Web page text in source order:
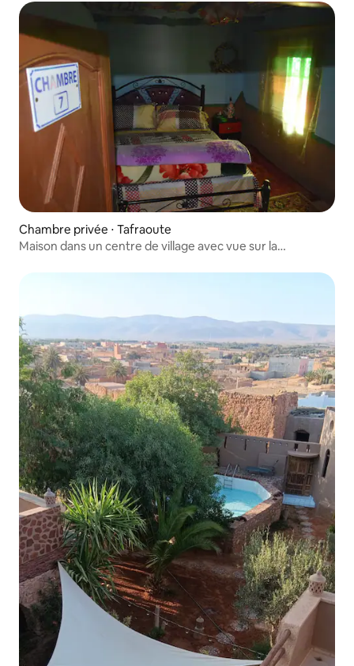
Chambre privée ⋅ Tafraoute
Maison dans un centre de village avec vue sur la